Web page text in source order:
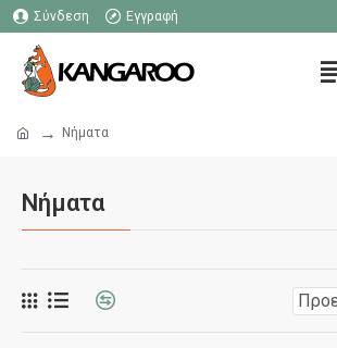
Σύνδεση Εγγραφή
Νήματα
Νήματα